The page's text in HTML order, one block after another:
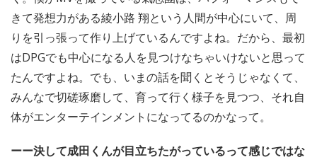
きて発想力がある綾小路 翔という人間が中心にいて、周
りを引っ張って作り上げているんですよね。だから、最初
はDPGでも中心になる人を見つけなちゃいけないと思って
たんですよね。でも、いまの話を聞くとそうじゃなくて、
みんなで切磋琢磨して、育って行く様子を見つつ、それ自
体がエンターテインメントになってるのかなって。
ーー決して成田くんが目立ちたがっているって感じではな